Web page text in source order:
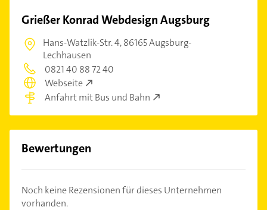
Grießer Konrad Webdesign Augsburg
Hans-Watzlik-Str. 4,86165 Augsburg-
Lechhausen
0821 40 88 72 40
Webseite
Anfahrt mit Bus und Bahn
Bewertungen
Noch keine Rezensionen für dieses Unternehmen
vorhanden.